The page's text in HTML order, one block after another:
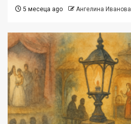
5 месеца ago Ангелина Иванова